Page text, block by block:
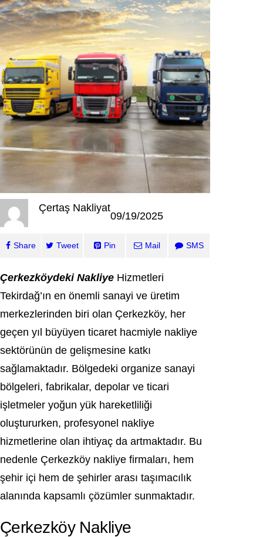
Çertaş Nakliyat
09/19/2025
Share Tweet Pin Mail SMS
Çerkezköydeki Nakliye Hizmetleri
Tekirdağ’ın en önemli sanayi ve üretim
merkezlerinden biri olan Çerkezköy, her
geçen yıl büyüyen ticaret hacmiyle nakliye
sektörünün de gelişmesine katkı
sağlamaktadır. Bölgedeki organize sanayi
bölgeleri, fabrikalar, depolar ve ticari
işletmeler yoğun yük hareketliliği
oluştururken, profesyonel nakliye
hizmetlerine olan ihtiyaç da artmaktadır. Bu
nedenle Çerkezköy nakliye firmaları, hem
şehir içi hem de şehirler arası taşımacılık
alanında kapsamlı çözümler sunmaktadır.
Çerkezköy Nakliye